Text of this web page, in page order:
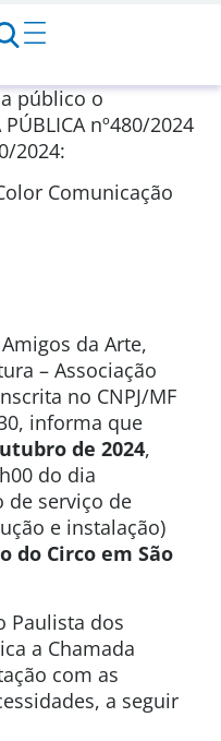
público o
nº480/2024
2024:
Comunicação
da Arte,
– Associação
no CNPJ/MF
informa que
de 2024,
do dia
de serviço de
e instalação)
do Circo em São
Paulista dos
a Chamada
com as
a seguir